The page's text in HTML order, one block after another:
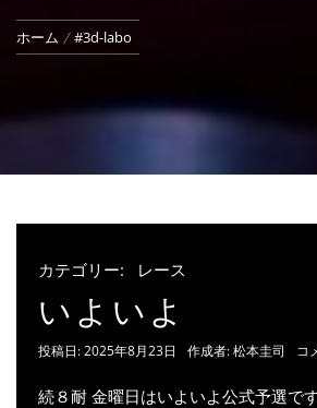
ホーム #3d-labo
カテゴリー: レース
いよいよ
投稿日:2025年8月23日 作成者:松本圭司 コ
続８耐 金曜日はいよいよ公式予選で